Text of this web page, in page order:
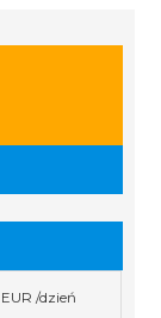
EUR /dzień